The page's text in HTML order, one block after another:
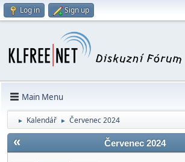
Log in Sign up
Main Menu
► Kalendář ► Červenec 2024
« Červenec 2024